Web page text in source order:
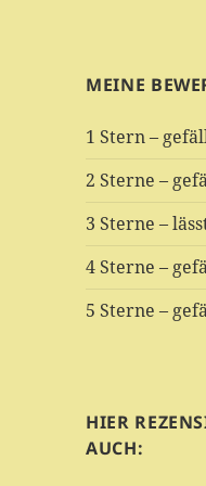
MEINE
1 Stern –
2 Sterne –
3 Sterne –
4 Sterne –
5 Sterne –
HIER
AUCH: